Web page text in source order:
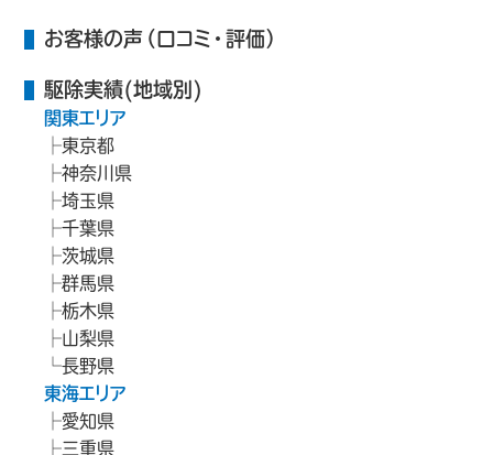
お客様の声（口コミ・評価）
駆除実績(地域別)
関東エリア
東京都
神奈川県
埼玉県
千葉県
茨城県
群馬県
栃木県
山梨県
長野県
東海エリア
愛知県
三重県